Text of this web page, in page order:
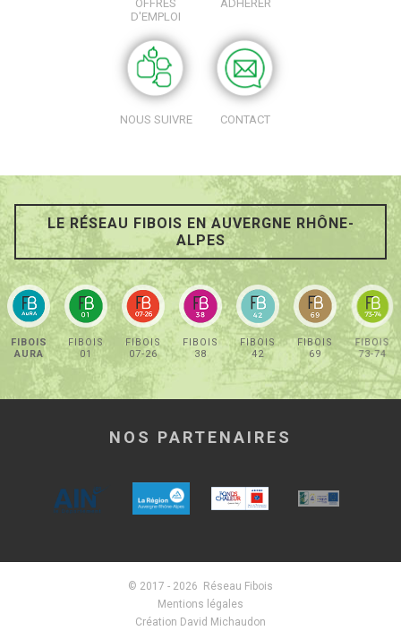
OFFRES
D'EMPLOI
ADHÉRER
NOUS SUIVRE CONTACT
LE RÉSEAU FIBOIS EN AUVERGNE RHÔNE-
ALPES
FIBOIS
AURA
FIBOIS
01
FIBOIS
07-26
FIBOIS
38
FIBOIS
42
FIBOIS
69
FIBOIS
73-74
NOS PARTENAIRES
© 2017 - 2026 Réseau Fibois
Mentions légales
Création David Michaudon